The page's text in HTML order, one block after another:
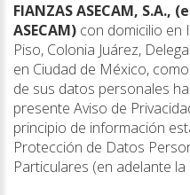
FIANZAS ASECAM, S.A.,
ASECAM) con domicilio en
Piso, Colonia Juárez,
en Ciudad de México,
de sus datos personales
presente Aviso de
principio de información
Protección de Datos
Particulares (en adelante la